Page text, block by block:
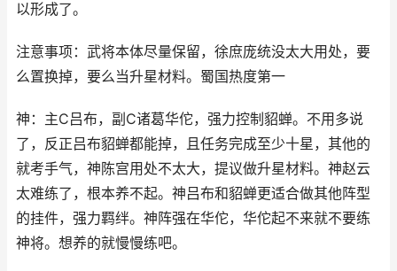
以形成了。
注意事项：武将本体尽量保留，徐庶庞统没太大用处，要
么置换掉，要么当升星材料。蜀国热度第一
神：主C吕布，副C诸葛华佗，强力控制貂蝉。不用多说
了，反正吕布貂蝉都能掉，且任务完成至少十星，其他的
就考手气，神陈宫用处不太大，提议做升星材料。神赵云
太难练了，根本养不起。神吕布和貂蝉更适合做其他阵型
的挂件，强力羁绊。神阵强在华佗，华佗起不来就不要练
神将。想养的就慢慢练吧。